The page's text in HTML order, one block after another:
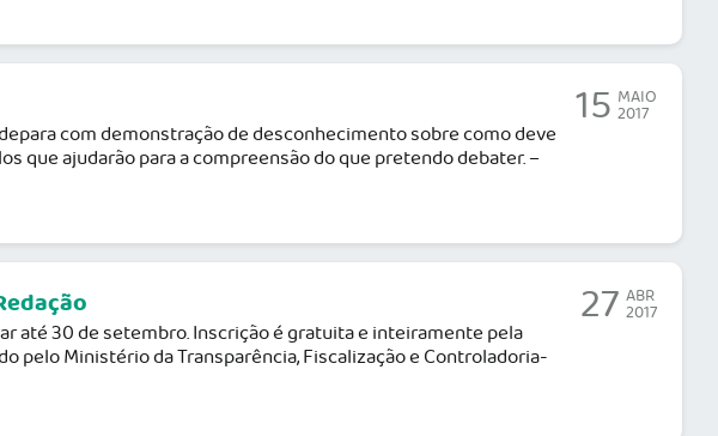
com demonstração de desconhecimento sobre como deve
que ajudarão para a compreensão do que pretendo debater. –
15 MAIO
2017
até 30 de setembro. Inscrição é gratuita e inteiramente pela
pelo Ministério da Transparência, Fiscalização e Controladoria-
27 ABR
2017